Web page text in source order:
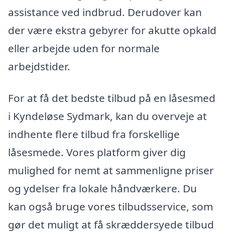
assistance ved indbrud. Derudover kan
der være ekstra gebyrer for akutte opkald
eller arbejde uden for normale
arbejdstider.
For at få det bedste tilbud på en låsesmed
i Kyndeløse Sydmark, kan du overveje at
indhente flere tilbud fra forskellige
låsesmede. Vores platform giver dig
mulighed for nemt at sammenligne priser
og ydelser fra lokale håndværkere. Du
kan også bruge vores tilbudsservice, som
gør det muligt at få skræddersyede tilbud